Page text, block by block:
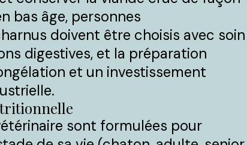
bas âge, personnes
doivent être choisis avec soin
digestives, et la préparation
et un investissement
sont formulées pour